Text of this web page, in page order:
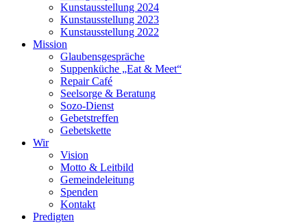
Kunstausstellung 2024
Kunstausstellung 2023
Kunstausstellung 2022
Mission
Glaubensgespräche
Suppenküche „Eat & Meet“
Repair Café
Seelsorge & Beratung
Sozo-Dienst
Gebetstreffen
Gebetskette
Wir
Vision
Motto & Leitbild
Gemeindeleitung
Spenden
Kontakt
Predigten